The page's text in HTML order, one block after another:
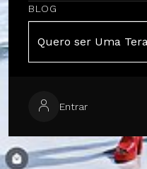
BLOG
Quero ser Uma
Entrar